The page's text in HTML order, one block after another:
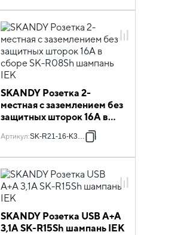
SKANDY Розетка 2-
местная с заземлением без
защитных шторок 16А в
сборе SK-R08Sh шампань
IEK
Артикул:SK-R21-16-K37-F
SKANDY Розетка USB A+A
3,1А SK-R15Sh шампань IEK